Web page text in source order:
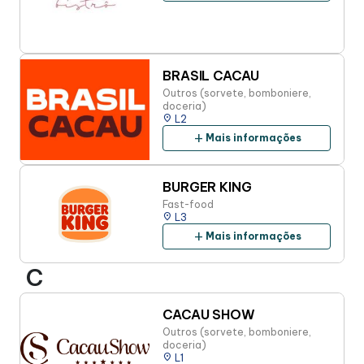
BRASIL CACAU
Outros (sorvete, bomboniere,
doceria)
place L2
add Mais informações
BURGER KING
Fast-food
place L3
add Mais informações
C
CACAU SHOW
Outros (sorvete, bomboniere,
doceria)
place L1